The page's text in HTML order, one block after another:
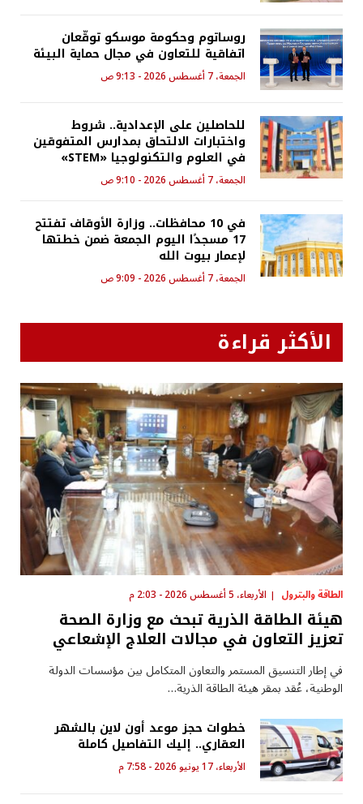
روساتوم وحكومة موسكو توقّعان
اتفاقية للتعاون في مجال حماية البيئة
الجمعة، 7 أغسطس 2026 - 9:13 ص
للحاصلين على الإعدادية.. شروط
واختبارات الالتحاق بمدارس المتفوقين
في العلوم والتكنولوجيا «STEM»
الجمعة، 7 أغسطس 2026 - 9:10 ص
في 10 محافظات.. وزارة الأوقاف تفتتح
17 مسجدًا اليوم الجمعة ضمن خطتها
لإعمار بيوت الله
الجمعة، 7 أغسطس 2026 - 9:09 ص
الأكثر قراءة
الطاقة والبترول الأربعاء، 5 أغسطس 2026 - 2:03 م
هيئة الطاقة الذرية تبحث مع وزارة الصحة
تعزيز التعاون في مجالات العلاج الإشعاعي
في إطار التنسيق المستمر والتعاون المتكامل بين مؤسسات الدولة
الوطنية، عُقد بمقر هيئة الطاقة الذرية…
خطوات حجز موعد أون لاين بالشهر
العقاري.. إليك التفاصيل كاملة
الأربعاء، 17 يونيو 2026 - 7:58 م